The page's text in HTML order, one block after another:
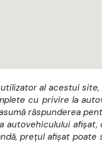
al acestui
cu privire la
asumă răspunderea
autovehiculului
prețul afișat